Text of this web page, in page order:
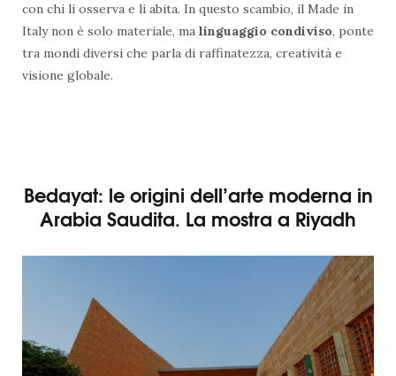
con chi li osserva e li abita. In questo scambio, il Made in
Italy non è solo materiale, ma linguaggio condiviso, ponte
tra mondi diversi che parla di raffinatezza, creatività e
visione globale.
Bedayat: le origini dell’arte moderna in
Arabia Saudita. La mostra a Riyadh